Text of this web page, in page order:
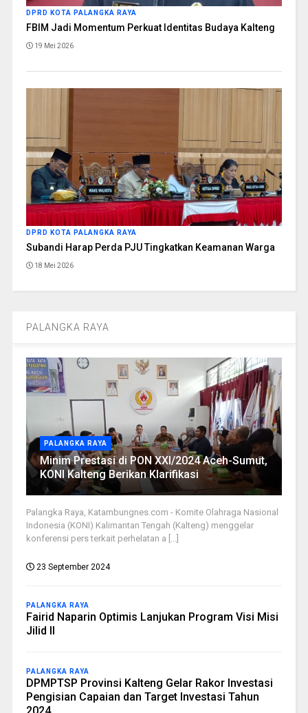
DPRD KOTA PALANGKA RAYA
FBIM Jadi Momentum Perkuat Identitas Budaya Kalteng
19 Mei 2026
DPRD KOTA PALANGKA RAYA
Subandi Harap Perda PJU Tingkatkan Keamanan Warga
18 Mei 2026
PALANGKA RAYA
PALANGKA RAYA
Minim Prestasi di PON XXI/2024 Aceh-Sumut,
KONI Kalteng Berikan Klarifikasi
Palangka Raya, Katambungnes.com - Komite Olahraga Nasional
Indonesia (KONI) Kalimantan Tengah (Kalteng) menggelar
konferensi pers terkait perhelatan a [...]
23 September 2024
PALANGKA RAYA
Fairid Naparin Optimis Lanjukan Program Visi Misi
Jilid II
PALANGKA RAYA
DPMPTSP Provinsi Kalteng Gelar Rakor Investasi
Pengisian Capaian dan Target Investasi Tahun